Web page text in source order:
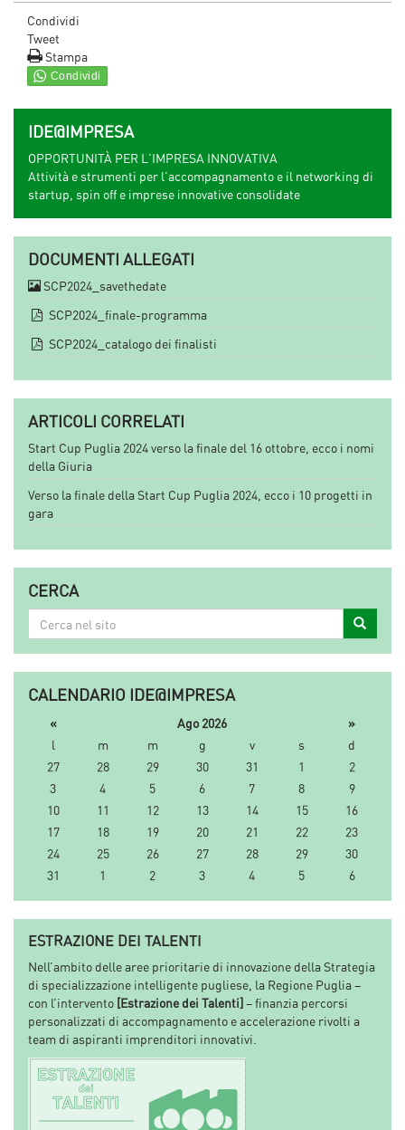
Condividi
Tweet
Stampa
IDE@IMPRESA
OPPORTUNITÀ PER L'IMPRESA INNOVATIVA
Attività e strumenti per l'accompagnamento e il networking di
startup, spin off e imprese innovative consolidate
DOCUMENTI ALLEGATI
SCP2024_savethedate
SCP2024_finale-programma
SCP2024_catalogo dei finalisti
ARTICOLI CORRELATI
Start Cup Puglia 2024 verso la finale del 16 ottobre, ecco i nomi
della Giuria
Verso la finale della Start Cup Puglia 2024, ecco i 10 progetti in
gara
CERCA
nel
sito
Cerca
CALENDARIO IDE@IMPRESA
« Ago 2026
»
l
m m g v s
d
27
28 29 30 31 1
2
3
4 5 6 7 8
9
10
11 12 13 14 15
16
17
18 19 20 21 22
23
24
25 26 27 28 29
30
31
1 2 3 4 5 6
ESTRAZIONE DEI TALENTI
Nell’ambito delle aree prioritarie di innovazione della Strategia
di specializzazione intelligente pugliese, la Regione Puglia –
con l’intervento [Estrazione dei Talenti]– finanzia percorsi
personalizzati di accompagnamento e accelerazione rivolti a
team di aspiranti imprenditori innovativi.